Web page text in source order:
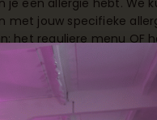
je een allergie hebt. We
met jouw specifieke
het reguliere menu OF
vlees + geen vis).
alleen de
variant te